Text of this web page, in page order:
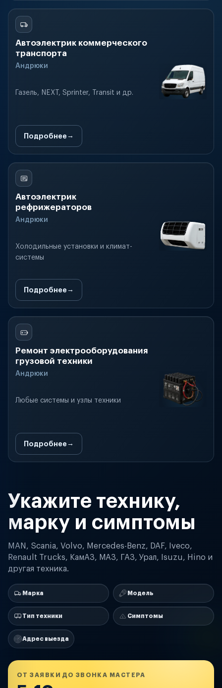
Автоэлектрик коммерческого
транспорта
Андрюки
Газель, NEXT, Sprinter, Transit и др.
Подробнее
Автоэлектрик
рефрижераторов
Андрюки
Холодильные установки и климат-
системы
Подробнее
Ремонт электрооборудования
грузовой техники
Андрюки
Любые системы и узлы техники
Подробнее
Укажите технику,
марку и симптомы
MAN, Scania, Volvo, Mercedes-Benz, DAF, Iveco,
Renault Trucks, КамАЗ, МАЗ, ГАЗ, Урал, Isuzu, Hino и
другая техника.
Марка Модель
Тип техники Симптомы
Адрес выезда
ОТ ЗАЯВКИ ДО ЗВОНКА МАСТЕРА